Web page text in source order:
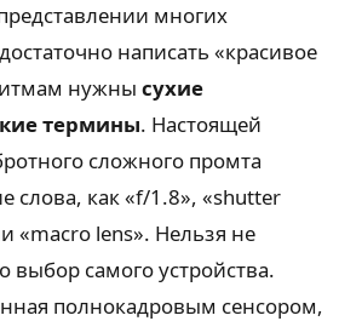
многих
написать «красивое
нужны сухие
термины. Настоящей
сложного промта
слова, как «f/1.8», «shutter
«macro lens». Нельзя не
выбор самого устройства.
полнокадровым сенсором,